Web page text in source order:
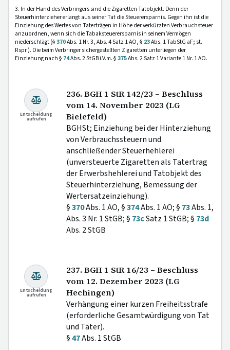
3. In der Hand des Verbringers sind die Zigaretten Tatobjekt. Denn der
Steuerhinterzieher erlangt aus seiner Tat die Steuerersparnis. Gegen ihn ist die
Einziehung des Wertes von Taterträgen in Höhe der verkürzten Verbrauchsteuer
anzuordnen, wenn sich die Tabaksteuerersparnis in seinem Vermögen
niederschlägt (§370Abs. 1 Nr. 3, Abs. 4 Satz 1 AO, § 23Abs. 1 TabStG aF; st.
Rspr.). Die beim Verbringer sichergestellten Zigaretten unterliegen der
Einziehung nach § 74Abs. 2 StGB i.V.m. §375Abs. 2 Satz 1 Variante 1 Nr. 1 AO.
Entscheidung
aufrufen
236. BGH 1 StR 142/23 – Beschluss
vom 14. November 2023 (LG
Bielefeld)
BGHSt; Einziehung bei der Hinterziehung
von Verbrauchssteuern und
anschließender Steuerhehlerei
(unversteuerte Zigaretten als Tatertrag
der Erwerbshehlerei und Tatobjekt des
Steuerhinterziehung, Bemessung der
Wertersatzeinziehung).
§370Abs. 1 AO, §374Abs. 1 AO; § 73Abs. 1,
Abs. 3 Nr. 1 StGB; § 73cSatz 1 StGB; § 73d
Abs. 2 StGB
Entscheidung
aufrufen
237. BGH 1 StR 16/23 – Beschluss
vom 12. Dezember 2023 (LG
Hechingen)
Verhängung einer kurzen Freiheitsstrafe
(erforderliche Gesamtwürdigung von Tat
und Täter).
§47Abs. 1 StGB